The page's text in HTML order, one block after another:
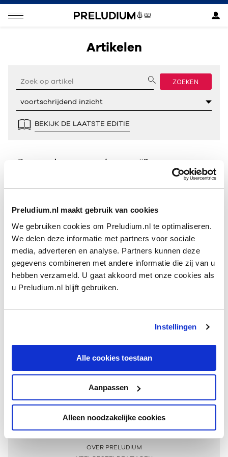
Preludium.nl maakt gebruik van cookies
We gebruiken cookies om Preludium.nl te optimaliseren.
We delen deze informatie met partners voor sociale
media, adverteren en analyse. Partners kunnen deze
gegevens combineren met andere informatie die zij van u
hebben verzameld. U gaat akkoord met onze cookies als
u Preludium.nl blijft gebruiken.
Instellingen
Alle cookies toestaan
Aanpassen
Alleen noodzakelijke cookies
Artikelen
ZOEKEN
BEKIJK DE LAATSTE EDITIE
Geen resultaten gevonden voor “”.
Meer informatie
OVER PRELUDIUM